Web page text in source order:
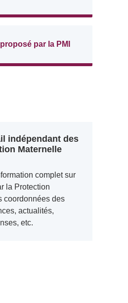
par la PMI
indépendant des
Maternelle
complet sur
la Protection
coordonnées des
actualités,
etc.